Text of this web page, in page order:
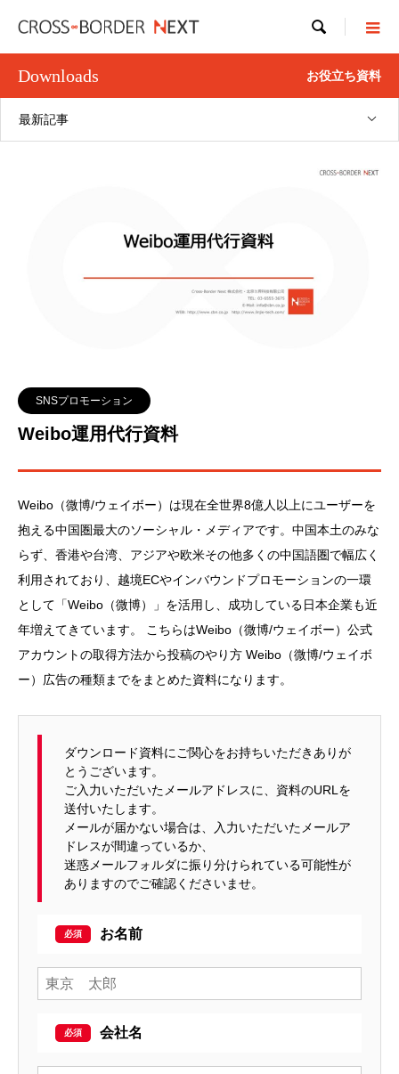

Downloads お役立ち資料
最新記事
SNSプロモーション
Weibo運用代行資料
Weibo（微博/ウェイボー）は現在全世界8億人以上にユーザーを
抱える中国圏最大のソーシャル・メディアです。中国本土のみな
らず、香港や台湾、アジアや欧米その他多くの中国語圏で幅広く
利用されており、越境ECやインバウンドプロモーションの一環
として「Weibo（微博）」を活用し、成功している日本企業も近
年増えてきています。 こちらはWeibo（微博/ウェイボー）公式
アカウントの取得方法から投稿のやり方 Weibo（微博/ウェイボ
ー）広告の種類までをまとめた資料になります。
ダウンロード資料にご関心をお持ちいただきありが
とうございます。
ご入力いただいたメールアドレスに、資料のURLを
送付いたします。
メールが届かない場合は、入力いただいたメールア
ドレスが間違っているか、
迷惑メールフォルダに振り分けられている可能性が
ありますのでご確認くださいませ。
お名前
会社名